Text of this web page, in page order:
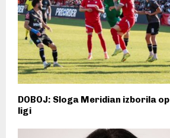
DOBOJ: Sloga Meridian izborila
ligi